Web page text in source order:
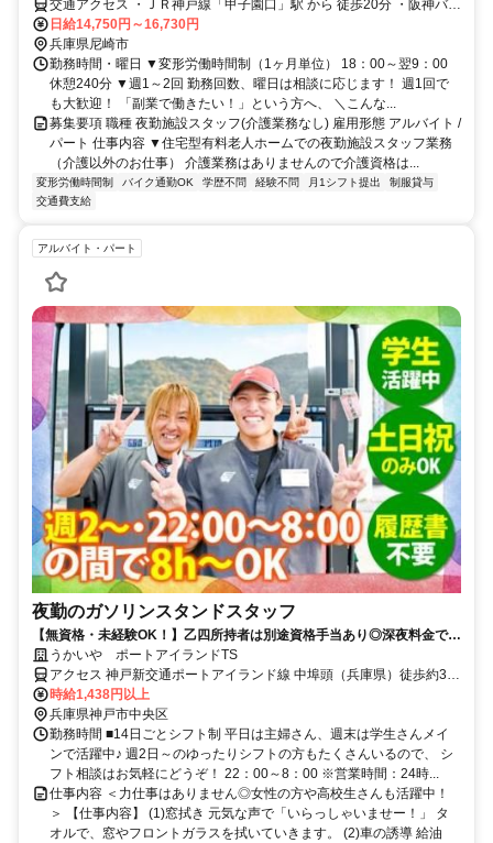
スト)
交通アクセス ・ＪＲ神戸線「甲子園口」駅 から 徒歩20分 ・阪神バス
「尼崎西消防署前」下車後、徒歩5分
日給14,750円～16,730円
兵庫県尼崎市
勤務時間・曜日 ▼変形労働時間制（1ヶ月単位） 18：00～翌9：00
休憩240分 ▼週1～2回 勤務回数、曜日は相談に応じます！ 週1回で
も大歓迎！ 「副業で働きたい！」という方へ、 ＼こんな...
募集要項 職種 夜勤施設スタッフ(介護業務なし) 雇用形態 アルバイト /
パート 仕事内容 ▼住宅型有料老人ホームでの夜勤施設スタッフ業務
（介護以外のお仕事） 介護業務はありませんので介護資格は...
変形労働時間制 バイク通勤OK 学歴不問 経験不問 月1シフト提出
制服貸与
交通費支給
アルバイト・パート
夜勤のガソリンスタンドスタッフ
【無資格・未経験OK！】乙四所持者は別途資格手当あり◎深夜料金でガ
ッツリ稼げる！深夜は接客少なめ・待機時間多め◎
うかいや ポートアイランドTS
アクセス 神戸新交通ポートアイランド線 中埠頭（兵庫県）徒歩約3
分、神戸新交通ポートアイランド線 北埠頭徒歩約5分、神戸新交通ポ
ートアイランド線 みなとじま徒歩約12分
時給1,438円以上
兵庫県神戸市中央区
勤務時間 ■14日ごとシフト制 平日は主婦さん、週末は学生さんメイ
ンで活躍中♪ 週2日～のゆったりシフトの方もたくさんいるので、 シ
フト相談はお気軽にどうぞ！ 22：00～8：00 ※営業時間：24時...
仕事内容 ＜力仕事はありません◎女性の方や高校生さんも活躍中！
＞ 【仕事内容】 (1)窓拭き 元気な声で「いらっしゃいませー！」 タ
オルで、窓やフロントガラスを拭いていきます。 (2)車の誘導 給油